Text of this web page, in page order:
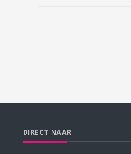
DIRECT NAAR